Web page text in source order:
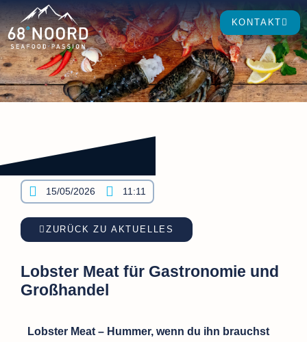
KONTAKT
15/05/2026 11:11
ZURÜCK ZU AKTUELLES
Lobster Meat für Gastronomie und
Großhandel
Lobster Meat – Hummer, wenn du ihn brauchst